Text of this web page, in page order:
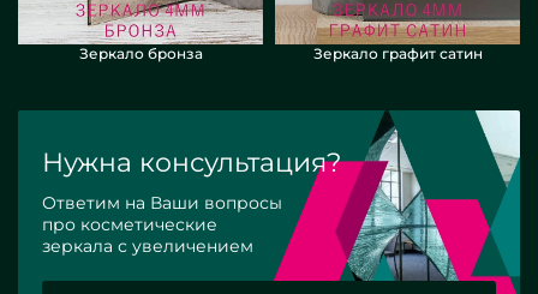
Зеркало бронза Зеркало графит сатин
Нужна консультация?
Ответим на Ваши вопросы
про косметические
зеркала с увеличением